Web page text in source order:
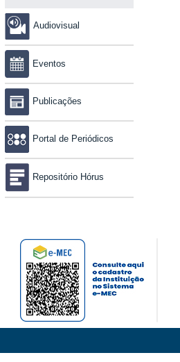
Audiovisual
Eventos
Publicações
Portal de Periódicos
Repositório Hórus